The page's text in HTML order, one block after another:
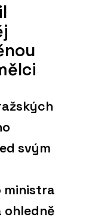
svým
ministra
ohledně